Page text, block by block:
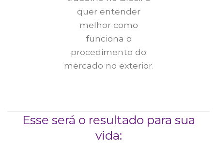
quer entender
melhor como
funciona o
procedimento do
mercado no exterior.
Esse será o resultado para sua
vida: